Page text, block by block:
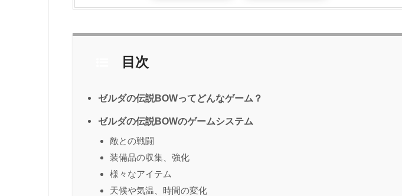
目次
ゼルダの伝説BOWってどんなゲーム？
ゼルダの伝説BOWのゲームシステム
敵との戦闘
装備品の収集、強化
様々なアイテム
天候や気温、時間の変化